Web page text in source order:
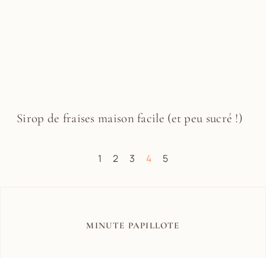
Sirop de fraises maison facile (et peu sucré !)
1 2 3 4 5
MINUTE PAPILLOTE